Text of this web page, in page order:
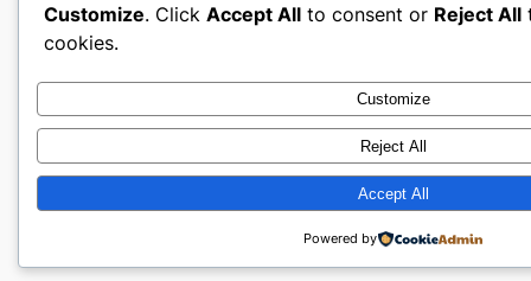
Customize. Click Accept All to consent or Reject All
cookies.
Customize
Reject All
Accept All
Powered by